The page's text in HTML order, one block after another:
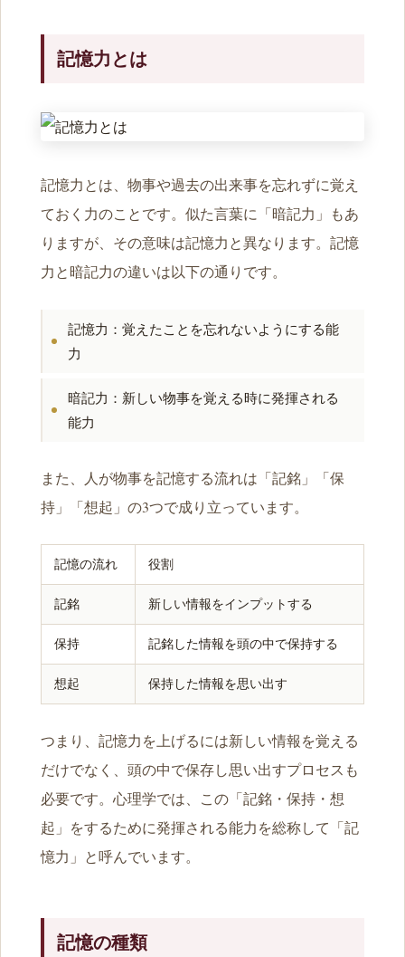
記憶力とは
記憶力とは、物事や過去の出来事を忘れずに覚え
ておく力のことです。似た言葉に「暗記力」もあ
りますが、その意味は記憶力と異なります。記憶
力と暗記力の違いは以下の通りです。
記憶力：覚えたことを忘れないようにする能
力
暗記力：新しい物事を覚える時に発揮される
能力
また、人が物事を記憶する流れは「記銘」「保
持」「想起」の3つで成り立っています。
記憶の流れ 役割
記銘 新しい情報をインプットする
保持 記銘した情報を頭の中で保持する
想起 保持した情報を思い出す
つまり、記憶力を上げるには新しい情報を覚える
だけでなく、頭の中で保存し思い出すプロセスも
必要です。心理学では、この「記銘・保持・想
起」をするために発揮される能力を総称して「記
憶力」と呼んでいます。
記憶の種類